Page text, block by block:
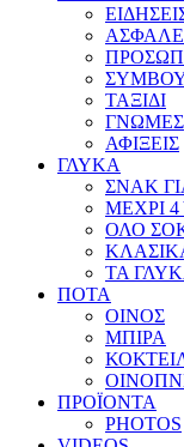
ΤΑΞΙΔΙ
ΓΝΩΜΕΣ
ΑΦΙΞΕΙΣ
ΓΛΥΚΑ
ΣΝΑΚ
ΜΕΧΡΙ 4
ΟΛΟ
ΤΑ
ΠΟΤΑ
ΟΙΝΟΣ
ΜΠΙΡΑ
ΠΡΟΪΟΝΤΑ
PHOTOS